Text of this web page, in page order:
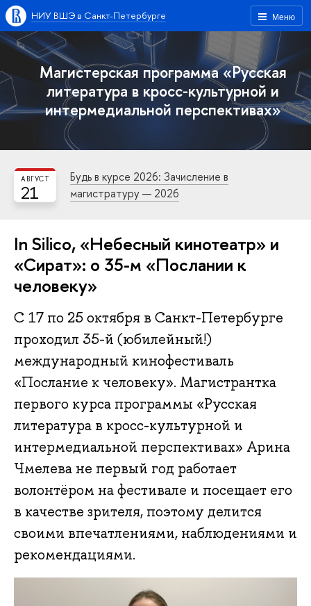
Меню
НИУ ВШЭ в Санкт-Петербурге
Магистерская программа «Русская
литература в кросс-культурной и
интермедиальной перспективах»
21
АВГУСТ
Будь в курсе 2026: Зачисление в
магистратуру — 2026
In Silico, «Небесный кинотеатр» и
«Сират»: о 35-м «Послании к
человеку»
С 17 по 25 октября в Санкт-Петербурге
проходил 35-й (юбилейный!)
международный кинофестиваль
«Послание к человеку». Магистрантка
первого курса программы «Русская
литература в кросс-культурной и
интермедиальной перспективах» Арина
Чмелева не первый год работает
волонтёром на фестивале и посещает его
в качестве зрителя, поэтому делится
своими впечатлениями, наблюдениями и
рекомендациями.